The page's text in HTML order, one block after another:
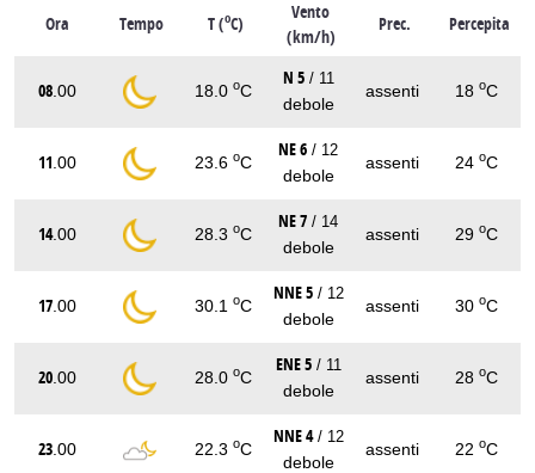
Ora Tempo T (oC)
Vento
(km/h)
Prec. Percepita
08 .00 18.0 oC
N 5 / 11
debole
assenti 18 oC
11 .00 23.6 oC
NE 6 / 12
debole
assenti 24 oC
14.00 28.3 oC
NE 7 / 14
debole
assenti 29 oC
17 .00 30.1 oC
NNE 5 / 12
debole
assenti 30 oC
20 .00 28.0 oC
ENE 5 / 11
debole
assenti 28 oC
23 .00 22.3 oC
NNE 4 / 12
debole
assenti 22 oC